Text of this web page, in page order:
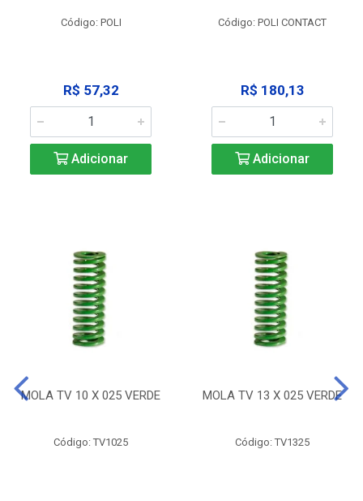
Código: POLI
R$ 57,32
Adicionar
Código: POLI CONTACT
R$ 180,13
Adicionar
MOLA TV 10 X 025 VERDE
Código: TV1025
MOLA TV 13 X 025 VERDE
Código: TV1325